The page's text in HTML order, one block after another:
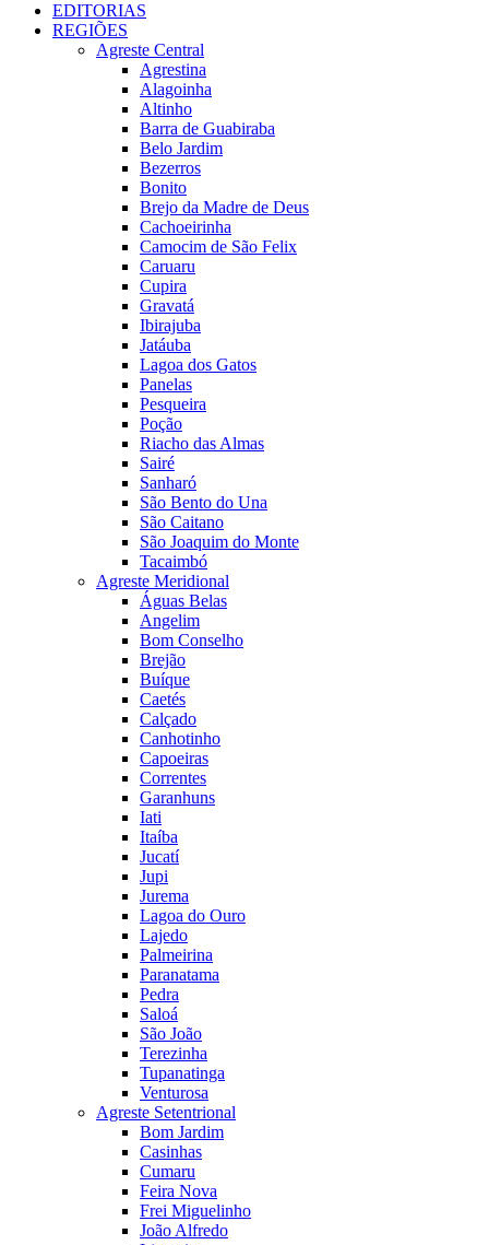
EDITORIAS
REGIÕES
Agreste Central
Agrestina
Alagoinha
Altinho
Barra de Guabiraba
Belo Jardim
Bezerros
Bonito
Brejo da Madre de Deus
Cachoeirinha
Camocim de São Felix
Caruaru
Cupira
Gravatá
Ibirajuba
Jatáuba
Lagoa dos Gatos
Panelas
Pesqueira
Poção
Riacho das Almas
Sairé
Sanharó
São Bento do Una
São Caitano
São Joaquim do Monte
Tacaimbó
Agreste Meridional
Águas Belas
Angelim
Bom Conselho
Brejão
Buíque
Caetés
Calçado
Canhotinho
Capoeiras
Correntes
Garanhuns
Iati
Itaíba
Jucatí
Jupi
Jurema
Lagoa do Ouro
Lajedo
Palmeirina
Paranatama
Pedra
Saloá
São João
Terezinha
Tupanatinga
Venturosa
Agreste Setentrional
Bom Jardim
Casinhas
Cumaru
Feira Nova
Frei Miguelinho
João Alfredo